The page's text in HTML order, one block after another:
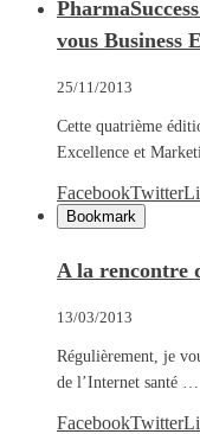
vous Business
25/11/2013
Cette quatrième
Excellence et
FacebookTwitter
Bookmark
A la rencontre
13/03/2013
Régulièrement, je
de l’Internet santé …
FacebookTwitter